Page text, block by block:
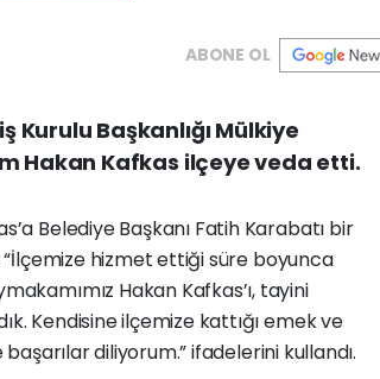
ABONE OL
Başkanlığı Mülkiye
Hakan Kafkas ilçeye veda etti.
Belediye Başkanı Fatih Karabatı bir
hizmet ettiği süre boyunca
Hakan Kafkas’ı, tayini
Kendisine ilçemize kattığı emek ve
diliyorum.” ifadelerini kullandı.